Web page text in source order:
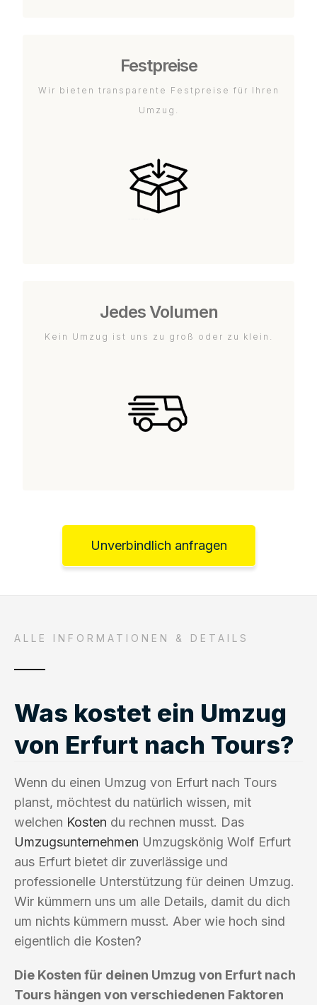
Festpreise
Wir bieten transparente Festpreise für Ihren
Umzug.
Jedes Volumen
Kein Umzug ist uns zu groß oder zu klein.
Unverbindlich anfragen
ALLE INFORMATIONEN & DETAILS
Was kostet ein Umzug
von Erfurt nach Tours?
Wenn du einen Umzug von Erfurt nach Tours
planst, möchtest du natürlich wissen, mit
welchen Kosten du rechnen musst. Das
Umzugsunternehmen Umzugskönig Wolf Erfurt
aus Erfurt bietet dir zuverlässige und
professionelle Unterstützung für deinen Umzug.
Wir kümmern uns um alle Details, damit du dich
um nichts kümmern musst. Aber wie hoch sind
eigentlich die Kosten?
Die Kosten für deinen Umzug von Erfurt nach
Tours hängen von verschiedenen Faktoren